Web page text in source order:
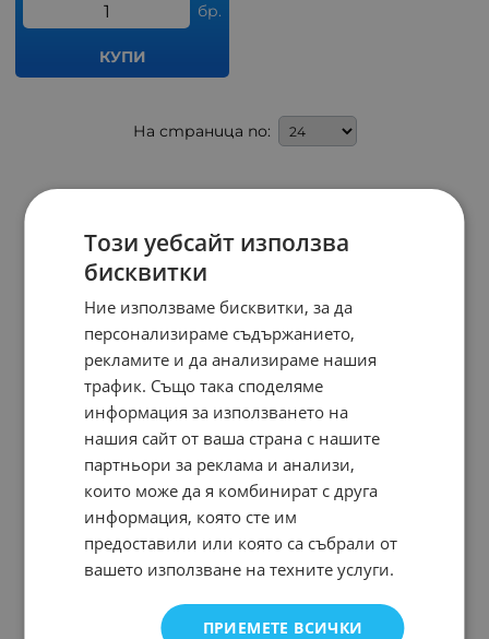
бр.
КУПИ
На страница по:
Този уебсайт използва
бисквитки
Ние използваме бисквитки, за да
персонализираме съдържанието,
рекламите и да анализираме нашия
трафик. Също така споделяме
информация за използването на
нашия сайт от ваша страна с нашите
партньори за реклама и анализи,
които може да я комбинират с друга
информация, която сте им
предоставили или която са събрали от
вашето използване на техните услуги.
ПРИЕМЕТЕ ВСИЧКИ